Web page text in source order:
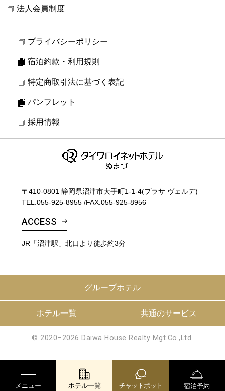
法人会員制度
プライバシーポリシー
宿泊約款・利用規則
特定商取引法に基づく表記
パンフレット
採用情報
〒410-0801 静岡県沼津市大手町1-1-4(プラサ ヴェルデ)
TEL.055-925-8955 /FAX.055-925-8956
ACCESS
JR「沼津駅」北口より徒歩約3分
グループホテル
ホテル一覧 共通のサービス
© 2020–2026 Daiwa House Realty Mgt.Co.,Ltd.
メニュー ホテル一覧 チャットボット 宿泊予約